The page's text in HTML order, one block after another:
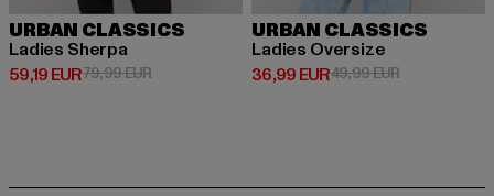
URBAN CLASSICS
Ladies Sherpa
59,19 EUR
Prix courant: 59,19 EUR
79,99 EURPrix en promotion: 79,99 EUR
URBAN CLASSICS
Ladies Oversize
36,99 EUR
Prix courant: 36,99 EUR
49,99 EURPrix en